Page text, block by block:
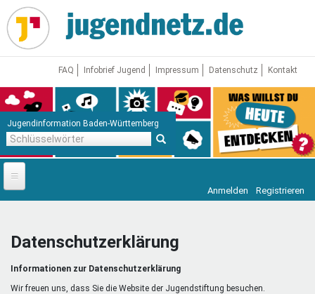
Direkt
zum
Inhalt
FAQ Infobrief Jugend Impressum Datenschutz Kontakt
Jugendinformation Baden-Württemberg
Startseite
Jugendnetz
Freizeit & Reisen
Vor Ort
Anmelden Registrieren
Datenschutzerklärung
Informationen zur Datenschutzerklärung
Wir freuen uns, dass Sie die Website der Jugendstiftung besuchen.